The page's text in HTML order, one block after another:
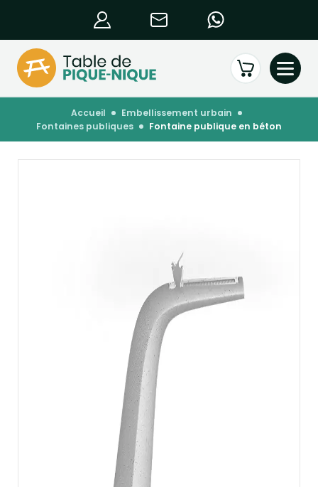
accueil
embellissement urbain
fontaines publiques
fontaine publique en béton